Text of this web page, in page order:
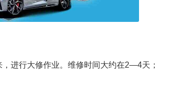
进行大修作业。维修时间大约在2—4天；